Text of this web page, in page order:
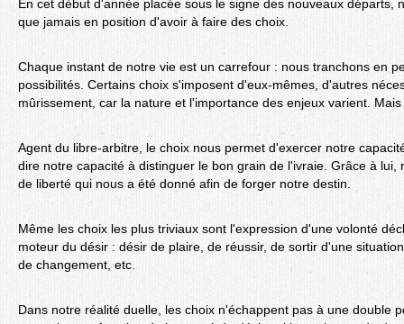
En cet début d'année placée sous le signe des nouveaux départs,
que jamais en position d'avoir à faire des choix.
Chaque instant de notre vie est un carrefour : nous tranchons en
possibilités. Certains choix s'imposent d'eux-mêmes, d'autres
mûrissement, car la nature et l'importance des enjeux varient.
Agent du libre-arbitre, le choix nous permet d'exercer notre
dire notre capacité à distinguer le bon grain de l'ivraie. Grâce à lui,
de liberté qui nous a été donné afin de forger notre destin.
Même les choix les plus triviaux sont l'expression d'une volonté
moteur du désir : désir de plaire, de réussir, de sortir d'une
de changement, etc.
Dans notre réalité duelle, les choix n'échappent pas à une double